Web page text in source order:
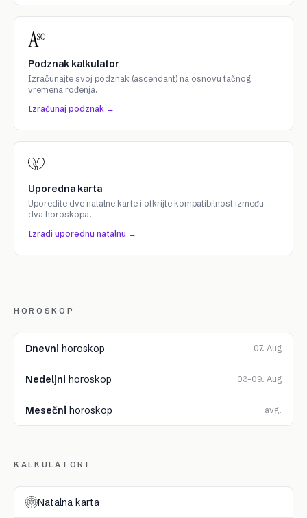
Podznak kalkulator
Izračunajte svoj podznak (ascendant) na osnovu tačnog
vremena rođenja.
Izračunaj podznak →
Uporedna karta
Uporedite dve natalne karte i otkrijte kompatibilnost između
dva horoskopa.
Izradi uporednu natalnu →
HOROSKOP
Dnevni horoskop 07. Aug
Nedeljni horoskop 03–09. Aug
Mesečni horoskop avg.
KALKULATORI
Natalna karta